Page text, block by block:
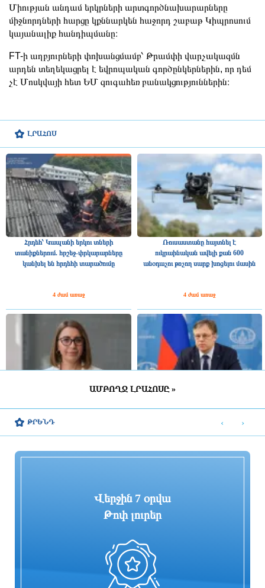
ԼՐԱՀՈՍ
Հրդեհ՝ Կապանի երկու տների
տանիքներում. հրշեջ-փրկարարները
կանխել են հրդեհի տարածումը
4 ժամ առաջ
Ռուսաստանը հայտնել է
ուկրաինական ավելի քան 600
անօդաչու թռչող սարք խոցելու մասին
4 ժամ առաջ
հետախուզության ծառայության պետի
պաշտոնում
պատրաստ լինի
Որքան է կազմում ՀՀ մշտական
Բենզալցակայանում տեղի է ունեցել
ԱՄԲՈՂՋ ԼՐԱՀՈՍԸ »
Միության անդամ երկրների արտգործնախարարները
միջնորդների հարցը կքննարկեն հաջորդ շաբաթ Կիպրոսում
կայանալիք հանդիպմանը։
FT-ի աղբյուրների փոխանցմամբ՝ Թրամփի վարչակազմն
արդեն տեղեկացրել է եվրոպական գործընկերներին, որ դեմ
չէ Մոսկվայի հետ ԵՄ զուգահեռ բանակցություններին։
ԹՐԵՆԴ
Վերջին 7 օրվա
Թոփ լուրեր
‹ ›